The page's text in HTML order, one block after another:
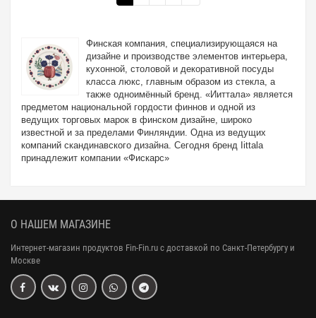
Финская компания, специализирующаяся на
дизайне и производстве элементов интерьера,
кухонной, столовой и декоративной посуды
класса люкс, главным образом из стекла, а
также одноимённый бренд. «Ииттала» является
предметом национальной гордости финнов и одной из
ведущих торговых марок в финском дизайне, широко
известной и за пределами Финляндии. Одна из ведущих
компаний скандинавского дизайна. Сегодня бренд Iittala
принадлежит компании «Фискарс»
О НАШЕМ МАГАЗИНЕ
Интернет-магазин продуктов Fin-Fin.ru с доставкой по Санкт-Петербургу и
Москве